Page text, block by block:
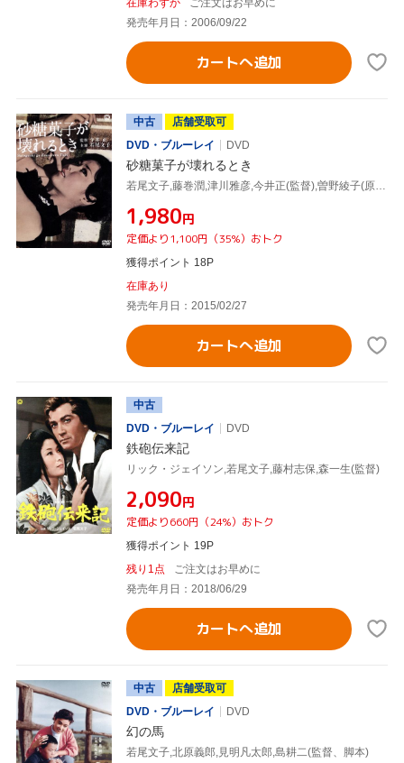
発売年月日：2006/09/22
カートへ追加
中古
店舗受取可
DVD・ブルーレイ
DVD
砂糖菓子が壊れるとき
若尾文子,藤巻潤,津川雅彦,今井正(監督),曽野綾子(原作)
¥1,980円
定価より1,100円（35%）おトク
獲得ポイント 18P
在庫あり
発売年月日：2015/02/27
カートへ追加
中古
DVD・ブルーレイ
DVD
鉄砲伝来記
リック・ジェイソン,若尾文子,藤村志保,森一生(監督)
¥2,090円
定価より660円（24%）おトク
獲得ポイント 19P
残り1点
ご注文はお早めに
発売年月日：2018/06/29
カートへ追加
中古
店舗受取可
DVD・ブルーレイ
DVD
幻の馬
若尾文子,北原義郎,見明凡太郎,島耕二(監督、脚本)